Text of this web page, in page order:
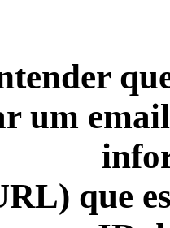
um
que